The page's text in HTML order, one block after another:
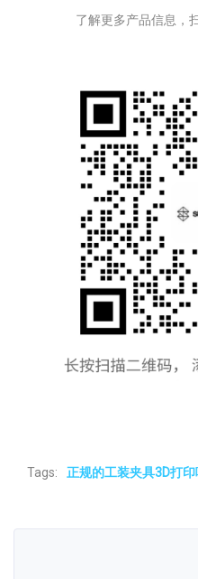
了解更多产品信息，
Tags: 正规的工装夹具3D打